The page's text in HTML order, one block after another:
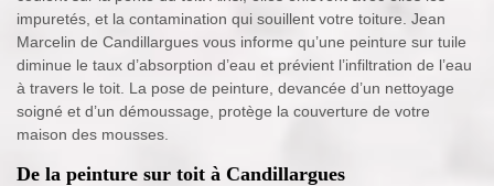
impuretés, et la contamination qui souillent votre toiture. Jean
Marcelin de Candillargues vous informe qu’une peinture sur tuile
diminue le taux d’absorption d’eau et prévient l’infiltration de l’eau
à travers le toit. La pose de peinture, devancée d’un nettoyage
soigné et d’un démoussage, protège la couverture de votre
maison des mousses.
De la peinture sur toit à Candillargues